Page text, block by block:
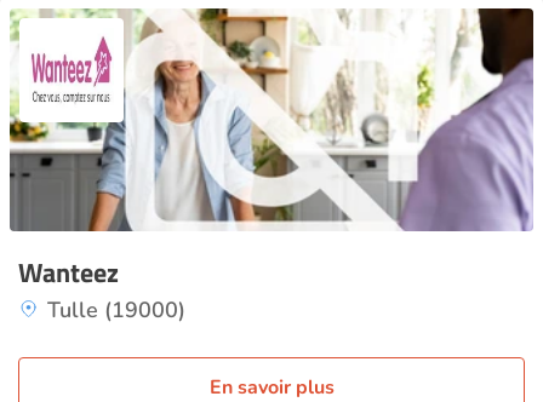
Wanteez
Tulle (19000)
En savoir plus